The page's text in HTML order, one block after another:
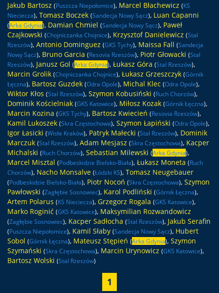
Jakub Bartosz (Puszcza Niepołomice), Marcel Błachewicz (KS
Nieciecza), Tomasz Boczek (Sandecja Nowy Sącz), Luan Capanni
(Arka Gdynia), Damian Chmiel (Sandecja Nowy Sącz), Paweł
Czajkowski (Chojniczanka Chojnice), Krzysztof Danielewicz (Stal
Rzeszów), Antonio Dominguez (GKS Tychy), Maissa Fall (Sandecja
Nowy Sącz), Bruno Garcia (Resovia Rzeszów), Piotr Głowacki (Stal
Rzeszów), Janusz Gol (Arka Gdynia), Łukasz Góra (Stal Rzeszów),
Marcin Grolik (Chojniczanka Chojnice), Łukasz Grzeszczyk (Górnik
Łęczna), Bartosz Guzdek (Odra Opole), Michal Klec (Odra Opole),
Wiktor Kłos (Stal Rzeszów), Szymon Kobusiński (Ruch Chorzów),
Dominik Kościelniak (GKS Katowice), Miłosz Kozak (Górnik Łęczna),
Marcin Kozina (GKS Tychy), Bartosz Kwiecień (Resovia Rzeszów),
Kamil Lukoszek (Skra Częstochowa), Szymon Łapiński (Odra Opole),
Igor Łasicki (Wisła Kraków), Patryk Małecki (Stal Rzeszów), Dominik
Marczuk (Stal Rzeszów), Adam Mesjasz (Skra Częstochowa), Kacper
Michalski (Ruch Chorzów), Sebastian Milewski (Arka Gdynia),
Marcel Misztal (Podbeskidzie Bielsko-Biała), Łukasz Moneta (Ruch
Chorzów), Nacho Monsalve (Łódzki KS), Tomasz Neugebauer
(Podbeskidzie Bielsko-Biała), Piotr Nocoń (Skra Częstochowa), Szymon
Pawłowski (Zagłębie Sosnowiec), Karol Podliński (Górnik Łęczna),
Artem Polarus (KS Nieciecza), Grzegorz Rogala (GKS Katowice),
Marko Roginić (GKS Katowice), Maksymilian Rozwandowicz
(Zagłębie Sosnowiec), Kacper Sadłocha (Stal Rzeszów), Jakub Serafin
(Puszcza Niepołomice), Kamil Słaby (Sandecja Nowy Sącz), Hubert
Sobol (Górnik Łęczna), Mateusz Stępień (Arka Gdynia), Szymon
Szymański (Skra Częstochowa), Marcin Urynowicz (GKS Katowice),
Bartosz Wolski (Stal Rzeszów)
1